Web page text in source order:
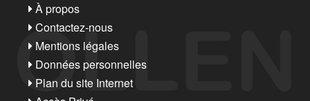
À propos
Contactez-nous
Mentions légales
Données personnelles
Plan du site Internet